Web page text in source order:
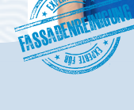
Fassadenreinigung